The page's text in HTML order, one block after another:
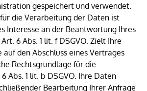
gespeichert und verwendet.
die Verarbeitung der Daten ist
Interesse an der Beantwortung Ihres
6 Abs. 1 lit. f DSGVO. Zielt Ihre
den Abschluss eines Vertrages
Rechtsgrundlage für die
Abs. 1 lit. b DSGVO. Ihre Daten
Bearbeitung Ihrer Anfrage